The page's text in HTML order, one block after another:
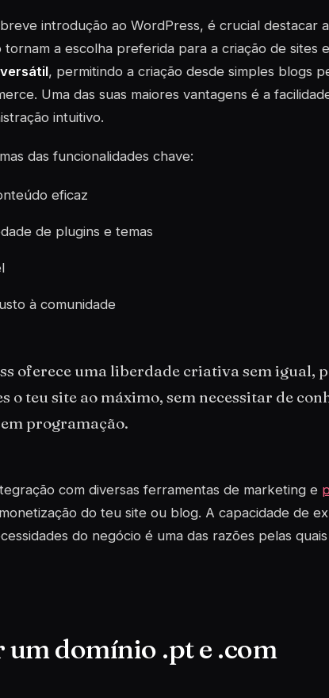
introdução ao WordPress, é crucial destacar
tornam a escolha preferida para a criação de sites
, permitindo a criação desde simples blogs
Uma das suas maiores vantagens é a
intuitivo.
das funcionalidades chave:
eficaz
de plugins e temas
à comunidade
oferece uma liberdade criativa sem igual,
o teu site ao máximo, sem necessitar de
programação.
com diversas ferramentas de marketing e
do teu site ou blog. A capacidade de
do negócio é uma das razões pelas
um domínio .pt e .com